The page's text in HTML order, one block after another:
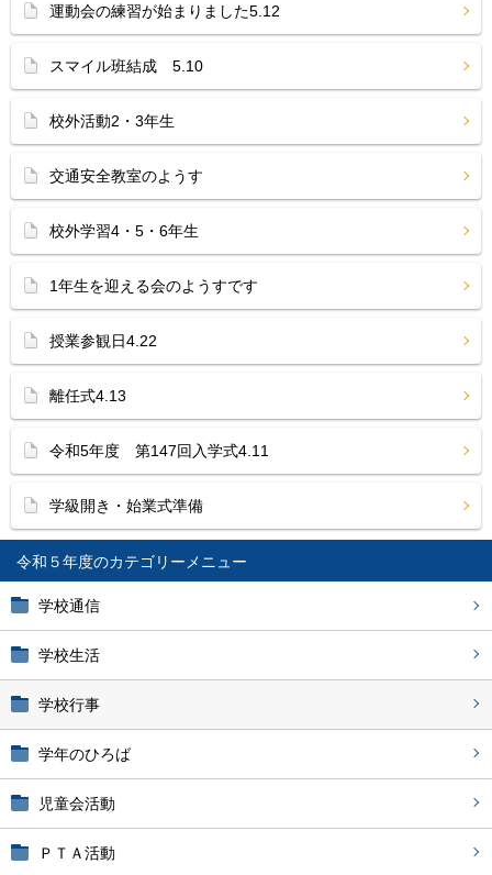
令和５年度
学校通信
学校生活
学校行事
学年のひろば
児童会活動
ＰＴＡ活動
運動会の練習が始まりました5.12
スマイル班結成 5.10
校外活動2・3年生
交通安全教室のようす
校外学習4・5・6年生
1年生を迎える会のようすです
授業参観日4.22
離任式4.13
令和5年度 第147回入学式4.11
学級開き・始業式準備